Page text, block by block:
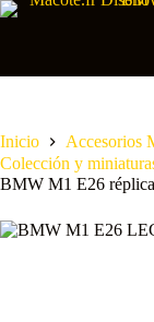
Inicio
Accesorios
Colección y
BMW M1 E26